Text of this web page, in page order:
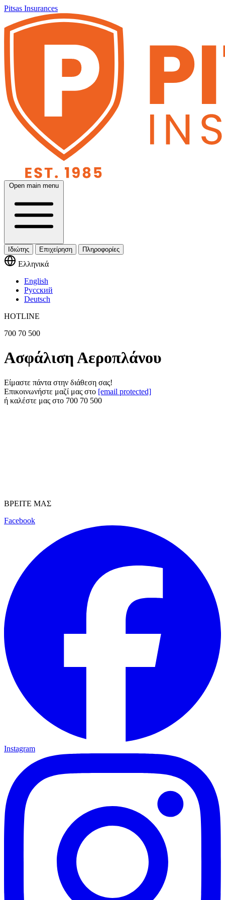
Pitsas Insurances
Open main menu
Ιδιώτης Επιχείρηση Πληροφορίες
Ελληνικά
English
Русский
Deutsch
HOTLINE
700 70 500
Ασφάλιση Αεροπλάνου
Είμαστε πάντα στην διάθεση σας!
Επικοινωνήστε μαζί μας στο [email protected]
ή καλέστε μας στο 700 70 500
ΒΡΕΙΤΕ ΜΑΣ
Facebook
Instagram